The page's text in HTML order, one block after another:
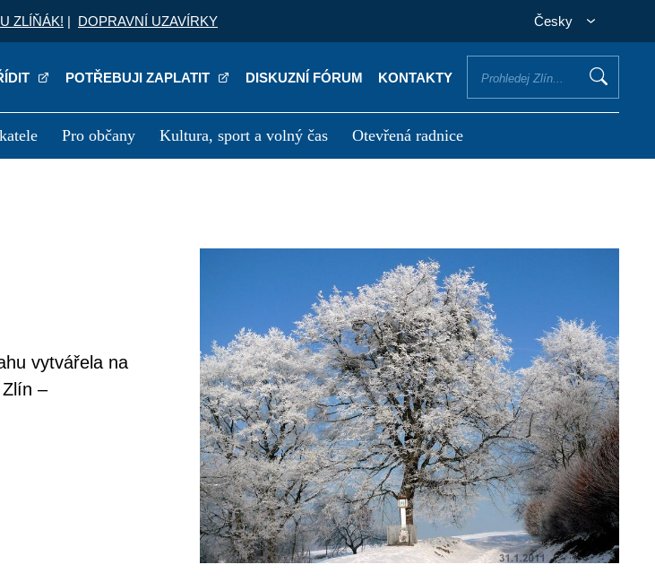
ZLÍŇÁK! | DOPRAVNÍ UZAVÍRKY Česky
POTŘEBUJI ZAPLATIT DISKUZNÍ FÓRUM KONTAKTY
Pro občany Kultura, sport a volný čas Otevřená radnice
vytvářela na
–